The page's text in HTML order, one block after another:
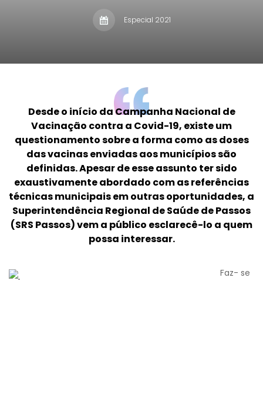
Especial 2021
Desde o início da Campanha Nacional de
Vacinação contra a Covid-19, existe um
questionamento sobre a forma como as doses
das vacinas enviadas aos municípios são
definidas. Apesar de esse assunto ter sido
exaustivamente abordado com as referências
técnicas municipais em outras oportunidades, a
Superintendência Regional de Saúde de Passos
(SRS Passos) vem a público esclarecê-lo a quem
possa interessar.
Faz- se